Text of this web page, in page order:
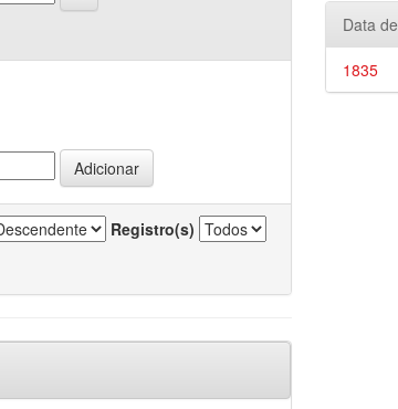
Registro(s)
Data
1835